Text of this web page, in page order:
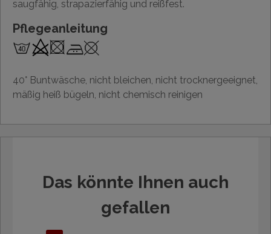
saugfähig, strapazierfähig und reißfest.
Pflegeanleitung
40° Buntwäsche, nicht bleichen, nicht trocknergeeignet,
mäßig heiß bügeln, nicht chemisch reinigen
Das könnte Ihnen auch
gefallen